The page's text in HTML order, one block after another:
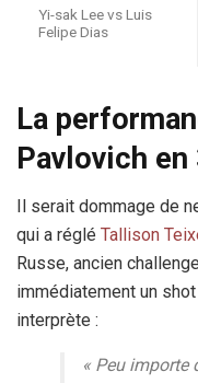
Yi-sak Lee vs Luis
Felipe Dias
La
Pavlovich
Il serait dommage de
qui a réglé Tallison
Russe, ancien
immédiatement un
interprète :
« Peu importe